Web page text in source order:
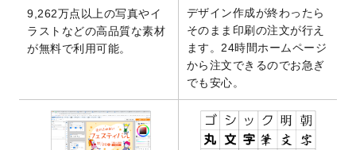
開いたしました。
2025/9/30
【新商品】クリアファイルバッグ が作成で
きるようになりました！
2026年午年の年賀状デザインテンプレート
を公開いたしました。
2025/9/10
喪中はがき・寒中見舞いのデザインテンプ
レートを公開いたしました。
9,262万点以上の写真やイ
ラストなどの高品質な素材
が無料で利用可能。
デザイン作成が終わったら
そのまま印刷の注文が行え
ます。24時間ホームページ
から注文できるのでお急ぎ
でも安心。